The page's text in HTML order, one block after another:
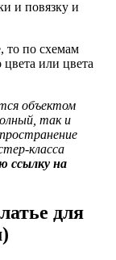
и повязку и
то по схемам
или цвета
объектом
так и
класса
ссылку на
для